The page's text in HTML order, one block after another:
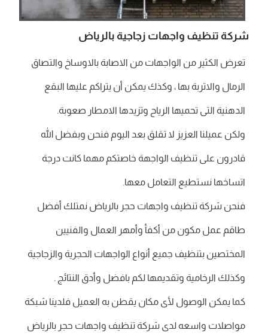
شركة تنظيف واجهات زجاجية بالرياض
تعرض الكثير من الواجهات من الاصابة بالاوساخ والتصاق
الرمال والاتربة بها ، وكذك يمكن أن يتراكم عليها البقع
الدهنية التى تحميها الرياح وتزيدها الامطار صعوبة.
ولكن عميلنا العزيز لا تقلق بعد اليوم فنحن وبفضل الله
قادرون على تنظيف الواجهة خاصتكم مهما كانت درجة
اتساخها نستطيع التعامل معها.
فنحن شركة تنظيف واجهات حجر بالرياض نمتلك أفضل
طاقم عمل مكون من أكفأ وأمهر العمال والفنيين
المختصين بتنظيف جميع أنواع الواجهات الحجرية والزجاجية
وكذلك الرخامية وتقديمها لكم بافضل وأدق النتائج .
كما يمكن الوصول لأى مكان يقطن به العميل فلدينا شبكة
مواصلات واسعه لدى شركة تنظيف واجهات حجر بالرياض